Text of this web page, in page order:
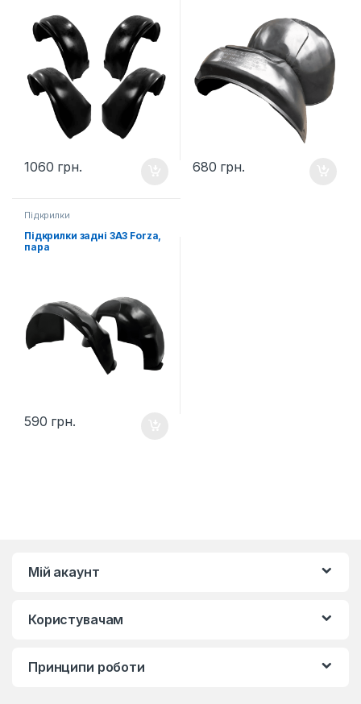
1060 грн. 680 грн.
Підкрилки
Підкрилки задні ЗАЗ Forza,
пара
590 грн.
Мій акаунт
Користувачам
Принципи роботи